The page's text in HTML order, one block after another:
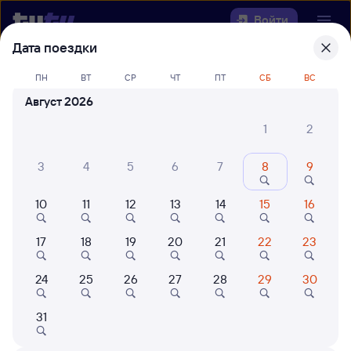
Войти
Выберите день, чтобы найтиж/д
билеты Сенная — Разъезд Таёжный
Когда
Кто едет
Дата поездки
ПН ВТ СР ЧТ ПТ СБ ВС
Август 2026
1
2
3 4 5 6 7 8 9
10 11 12 13 14 15 16
17 18 19 20 21 22 23
24 25 26 27 28 29 30
31